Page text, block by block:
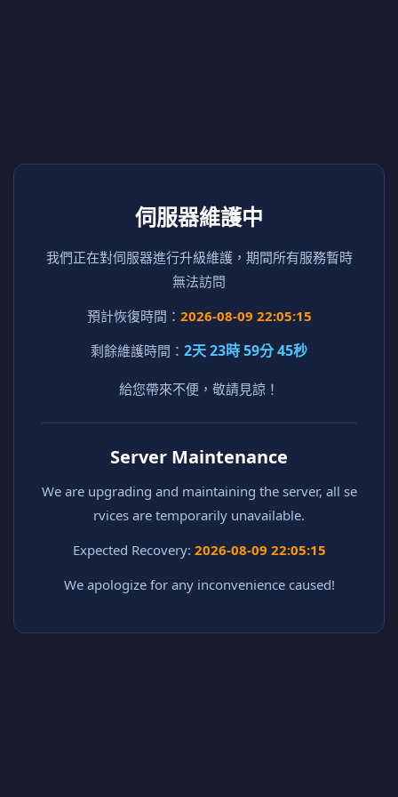
伺服器維護中
我們正在對伺服器進行升級維護，期間所有服務暫時
無法訪問
預計恢復時間： 2026-08-09 22:05:15
剩餘維護時間： 2天 23時 59分 45秒
給您帶來不便，敬請見諒！
Server Maintenance
We are upgrading and maintaining the server, all se
rvices are temporarily unavailable.
Expected Recovery: 2026-08-09 22:05:15
We apologize for any inconvenience caused!